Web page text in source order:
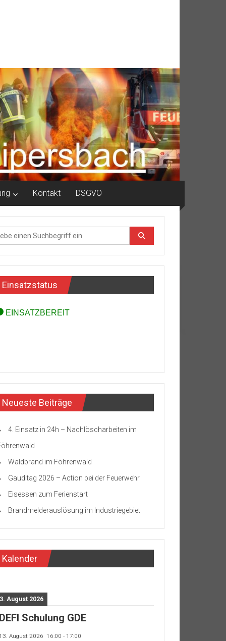
Kontakt DSGVO
Einsatzstatus
Neueste Beiträge
4. Einsatz in 24h – Nachlöscharbeiten im
Waldbrand im Föhrenwald
Gauditag 2026 – Action bei der Feuerwehr
Eisessen zum Ferienstart
Brandmelderauslösung im Industriegebiet
Kalender
August 2026
Schulung GDE
August 2026 16:00 - 17:00